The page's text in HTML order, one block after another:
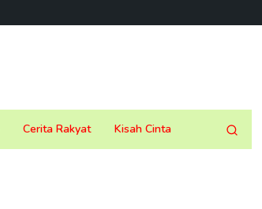
Cerita Rakyat Kisah Cinta